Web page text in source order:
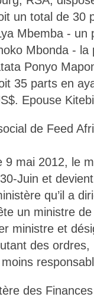
un total de 30
Mbemba - un
Mbonda - la
Ponyo
35 parts en
Epouse
de Feed
mai 2012, le
Juin et
qu’il a
un ministre
ministre et
des ordres,
des